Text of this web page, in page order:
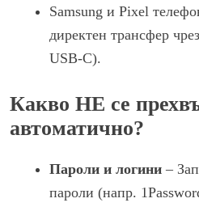
Samsung и Pixel
директен трансфер
USB-C).
Какво НЕ се
автоматично?
Пароли и логини –
пароли (напр.